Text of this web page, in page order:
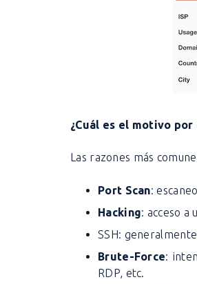
¿Cuál es el motivo
Las razones más
Port Scan:
Hacking: acceso a
SSH:
Brute-Force:
RDP, etc.